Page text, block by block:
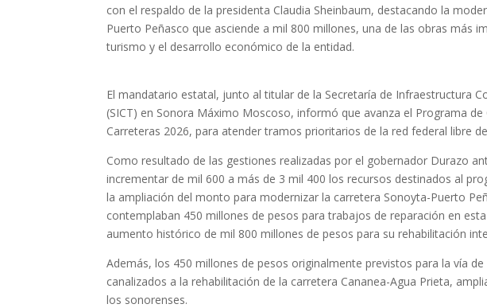
con el respaldo de la presidenta Claudia Sheinbaum, destacando la
Puerto Peñasco que asciende a mil 800 millones, una de las obras más
turismo y el desarrollo económico de la entidad.
El mandatario estatal, junto al titular de la Secretaría de Infraestructura
(SICT) en Sonora Máximo Moscoso, informó que avanza el Programa
Carreteras 2026, para atender tramos prioritarios de la red federal libre
Como resultado de las gestiones realizadas por el gobernador Durazo
incrementar de mil 600 a más de 3 mil 400 los recursos destinados al
la ampliación del monto para modernizar la carretera Sonoyta-Puerto
contemplaban 450 millones de pesos para trabajos de reparación en
aumento histórico de mil 800 millones de pesos para su rehabilitación
Además, los 450 millones de pesos originalmente previstos para la vía
canalizados a la rehabilitación de la carretera Cananea-Agua Prieta,
los sonorenses.